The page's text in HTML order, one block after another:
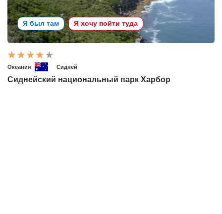
Я был там Я хочу пойти туда
Океания Сидней
Сиднейский национальный парк Харбор